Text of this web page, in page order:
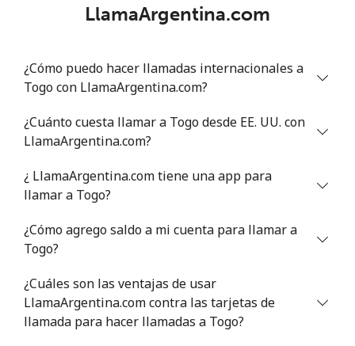
Celular ⁦22.5¢⁩ 22 min por ⁦$5⁩
Celular ⁦103.9¢⁩
Turkey
Línea fija ⁦4.9¢⁩
Celular ⁦29.9¢⁩ 16 min por ⁦$5⁩
LlamaArgentina.com
¿Cómo puedo hacer llamadas internacionales a
Togo con LlamaArgentina.com?
¿Cuánto cuesta llamar a Togo desde EE. UU. con
LlamaArgentina.com?
¿ LlamaArgentina.com tiene una app para
llamar a Togo?
¿Cómo agrego saldo a mi cuenta para llamar a
Togo?
¿Cuáles son las ventajas de usar
LlamaArgentina.com contra las tarjetas de
llamada para hacer llamadas a Togo?